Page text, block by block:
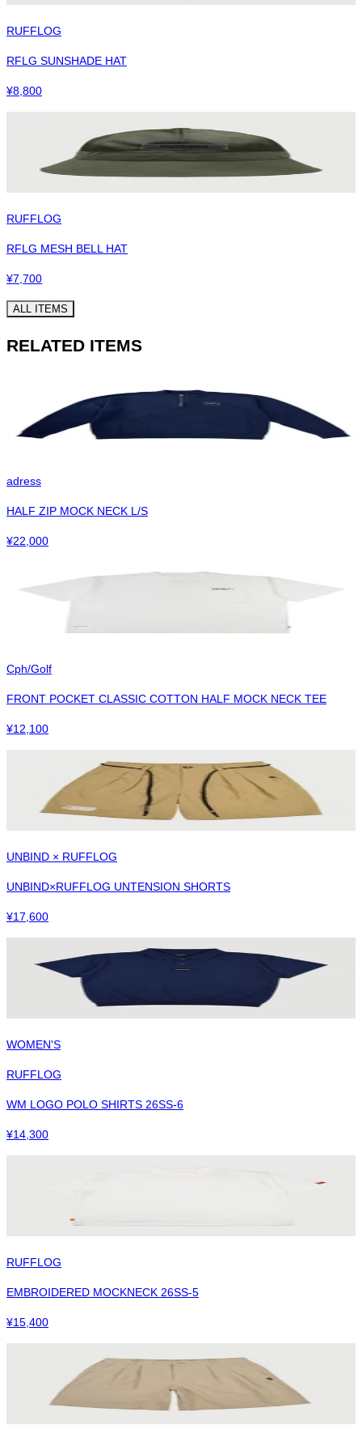
RUFFLOG
RFLG SUNSHADE HAT
¥8,800
RUFFLOG
RFLG MESH BELL HAT
¥7,700
ALL ITEMS
RELATED ITEMS
adress
HALF ZIP MOCK NECK L/S
¥22,000
Cph/Golf
FRONT POCKET CLASSIC COTTON HALF MOCK NECK TEE
¥12,100
UNBIND × RUFFLOG
UNBIND×RUFFLOG UNTENSION SHORTS
¥17,600
WOMEN'S
RUFFLOG
WM LOGO POLO SHIRTS 26SS-6
¥14,300
RUFFLOG
EMBROIDERED MOCKNECK 26SS-5
¥15,400